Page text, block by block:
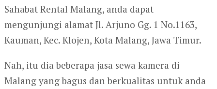
Sahabat Rental Malang, anda dapat
mengunjungi alamat Jl. Arjuno Gg. 1 No.1163,
Kauman, Kec. Klojen, Kota Malang, Jawa Timur.
Nah, itu dia beberapa jasa sewa kamera di
Malang yang bagus dan berkualitas untuk anda